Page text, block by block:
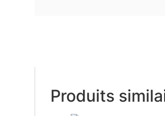
Produits